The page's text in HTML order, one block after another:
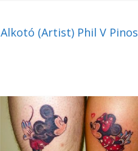
Alkotó (Artist) Phil V Pinos